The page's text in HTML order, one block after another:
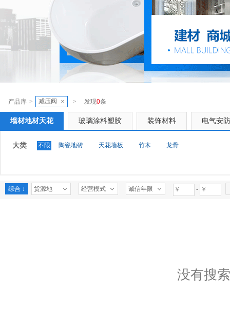
产品库 > 减压阀 × > 发现0条
墙材地材天花 玻璃涂料塑胶 装饰材料 电气安
大类 不限 陶瓷地砖 天花墙板 竹木 龙骨
综合 ↓ 货源地 经营模式 诚信年限 -
没有搜